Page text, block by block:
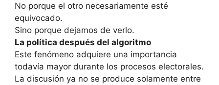
No porque el otro necesariamente esté
equivocado.
Sino porque dejamos de verlo.
La política después del algoritmo
Este fenómeno adquiere una importancia
todavía mayor durante los procesos electorales.
La discusión ya no se produce solamente entre